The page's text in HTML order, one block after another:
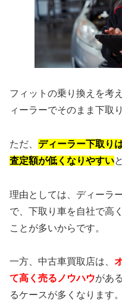
フィットの乗り換えを考
ィーラーでそのまま下取
ただ、 ディーラー下取り
査定額が低くなりやすい
理由としては、ディーラ
で、下取り車を自社で高
ことが多いからです。
一方、中古車買取店は、
て高く売るノウハウがあ
るケースが多くなります。